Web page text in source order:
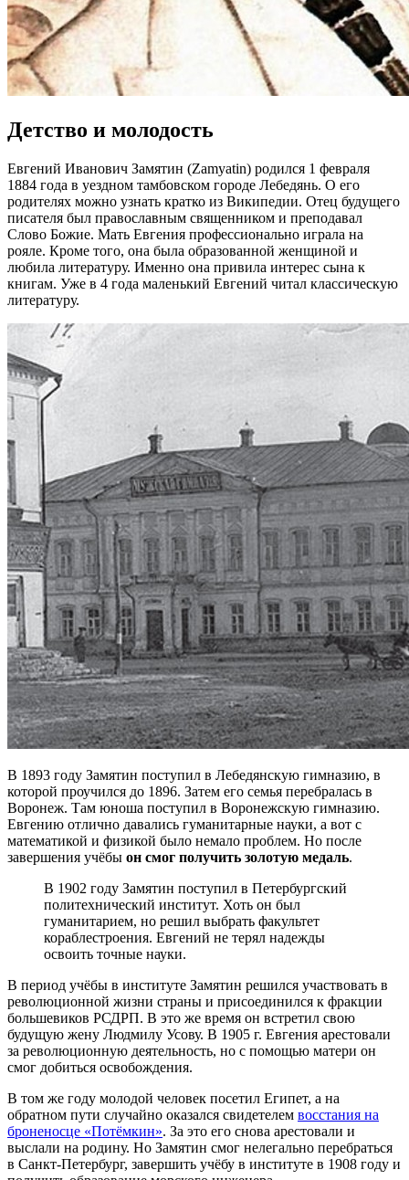
Детство и молодость
Евгений Иванович Замятин (Zamyatin) родился 1 февраля
1884 года в уездном тамбовском городе Лебедянь. О его
родителях можно узнать кратко из Википедии. Отец будущего
писателя был православным священником и преподавал
Слово Божие. Мать Евгения профессионально играла на
рояле. Кроме того, она была образованной женщиной и
любила литературу. Именно она привила интерес сына к
книгам. Уже в 4 года маленький Евгений читал классическую
литературу.
В 1893 году Замятин поступил в Лебедянскую гимназию, в
которой проучился до 1896. Затем его семья перебралась в
Воронеж. Там юноша поступил в Воронежскую гимназию.
Евгению отлично давались гуманитарные науки, а вот с
математикой и физикой было немало проблем. Но после
завершения учёбы он смог получить золотую медаль.
В 1902 году Замятин поступил в Петербургский
политехнический институт. Хоть он был
гуманитарием, но решил выбрать факультет
кораблестроения. Евгений не терял надежды
освоить точные науки.
В период учёбы в институте Замятин решился участвовать в
революционной жизни страны и присоединился к фракции
большевиков РСДРП. В это же время он встретил свою
будущую жену Людмилу Усову. В 1905 г. Евгения арестовали
за революционную деятельность, но с помощью матери он
смог добиться освобождения.
В том же году молодой человек посетил Египет, а на
обратном пути случайно оказался свидетелем восстания на
броненосце «Потёмкин». За это его снова арестовали и
выслали на родину. Но Замятин смог нелегально перебраться
в Санкт-Петербург, завершить учёбу в институте в 1908 году и